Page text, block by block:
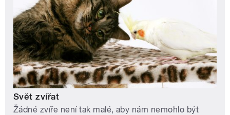
Svět zvířat
Žádné zvíře není tak malé, aby nám nemohlo být